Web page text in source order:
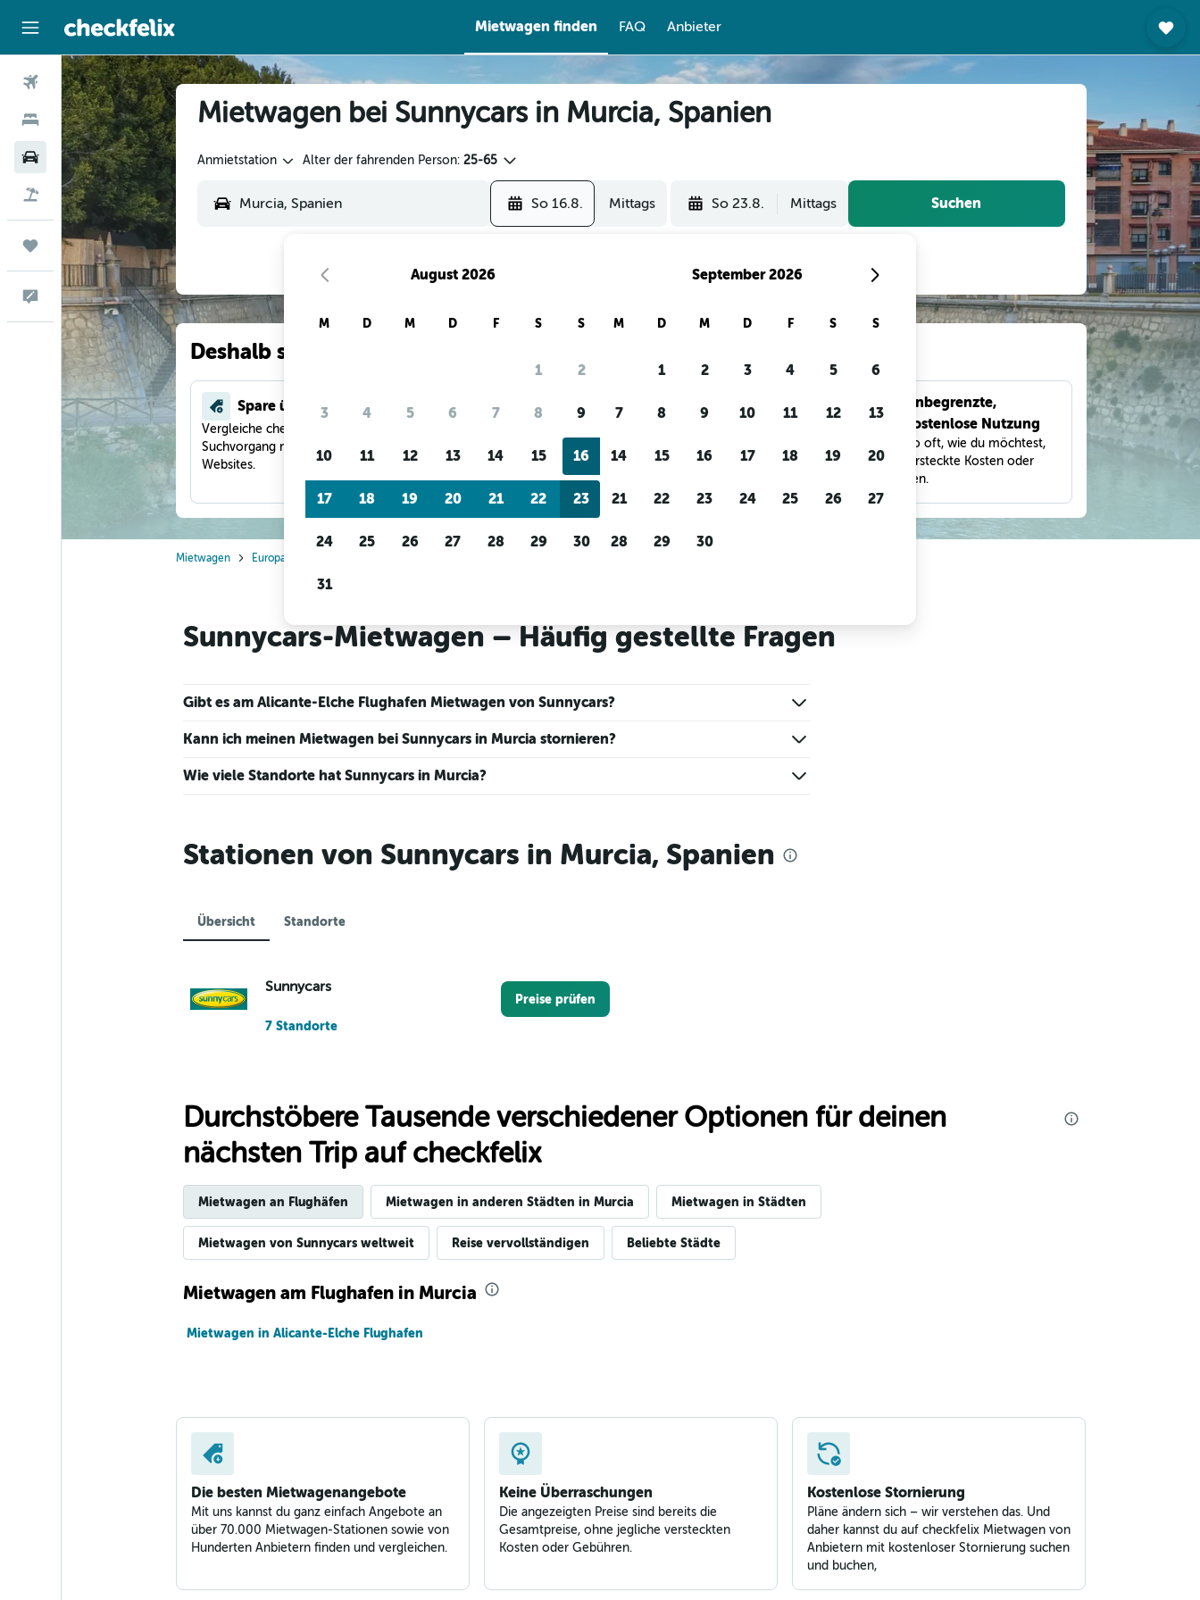
Mietwagen finden FAQ Anbieter
Flüge
Hotels
Mietwagen
Flug+Hotel
Trips
Feedback
Mietwagen bei Sunnycars in Murcia, Spanien
Anmietstation Alter der fahrenden Person: 25-65
So 16.8. Mittags So 23.8. Mittags Suchen
Deshalb suchen unsere Nutzer mit checkfelix nach Mietwagen
Spare über 40 %
Vergleiche checkfelix in einem
Suchvorgang mit anderen Reise-
Websites.
Preis-Tracking
Angebot?
Lass dich
benachrichtigen
, wenn Preise
reduziert werden.
Individuelle Ergebnisse
Fahrzeugtyp, Preisspanne und
mehr.
Unbegrenzte,
kostenlose Nutzung
Suche so oft, wie du möchtest,
ohne versteckte Kosten oder
Gebühren.
Mietwagen Europa
Sunnycars-Mietwagen – Häufig gestellte Fragen
Gibt es am Alicante-Elche Flughafen Mietwagen von Sunnycars?
Kann ich meinen Mietwagen bei Sunnycars in Murcia stornieren?
Wie viele Standorte hat Sunnycars in Murcia?
Stationen von Sunnycars in Murcia, Spanien
Übersicht Standorte
Sunnycars
7 Standorte
Preise prüfen
Durchstöbere Tausende verschiedener Optionen für deinen
nächsten Trip auf checkfelix
Mietwagen an Flughäfen Mietwagen in anderen Städten in Murcia Mietwagen in Städten
Mietwagen von Sunnycars weltweit Reise vervollständigen Beliebte Städte
Mietwagen am Flughafen in Murcia
Mietwagen in Alicante-Elche Flughafen
Die besten Mietwagenangebote
Mit uns kannst du ganz einfach Angebote an
über 70.000 Mietwagen-Stationen sowie von
Hunderten Anbietern finden und vergleichen.
Keine Überraschungen
Die angezeigten Preise sind bereits die
Gesamtpreise, ohne jegliche versteckten
Kosten oder Gebühren.
Kostenlose Stornierung
Pläne ändern sich – wir verstehen das. Und
daher kannst du auf checkfelix Mietwagen von
Anbietern mit kostenloser Stornierung suchen
und buchen,
August 2026
M D M D F S S
1 2
3 4 5 6 7 8 9
10 11 12 13 14 15 16
17 18 19 20 21 22 23
24 25 26 27 28 29 30
31
September 2026
M D M D F S S
1 2 3 4 5 6
7 8 9 10 11 12 13
14 15 16 17 18 19 20
21 22 23 24 25 26 27
28 29 30